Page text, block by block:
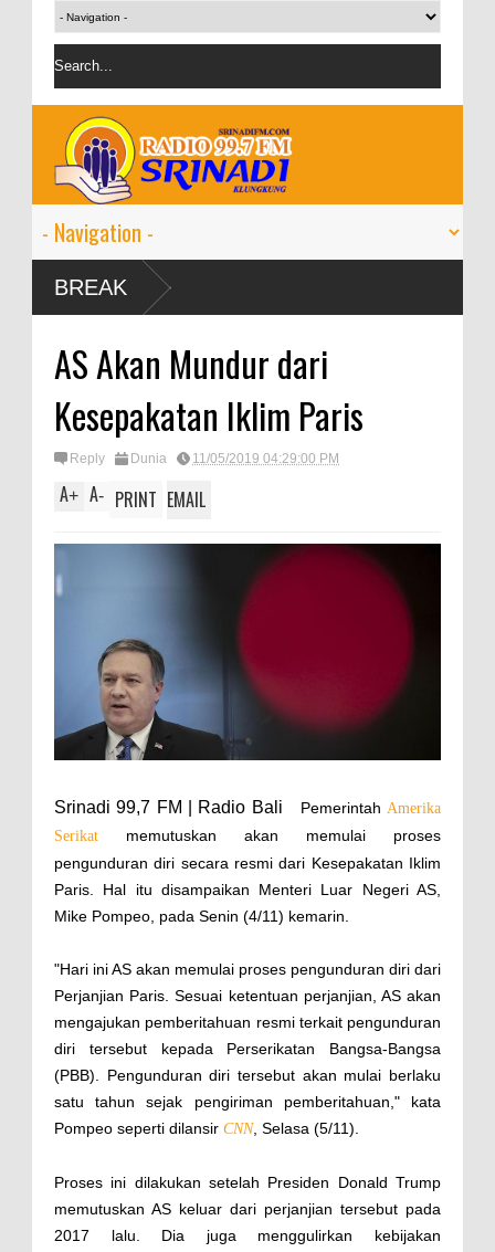
BREAK
AS Akan Mundur dari
Kesepakatan Iklim Paris
Reply Dunia 11/05/2019 04:29:00 PM
A+ A- PRINT EMAIL
Srinadi 99,7 FM | Radio Bali Pemerintah Amerika
Serikat memutuskan akan memulai proses
pengunduran diri secara resmi dari Kesepakatan Iklim
Paris. Hal itu disampaikan Menteri Luar Negeri AS,
Mike Pompeo, pada Senin (4/11) kemarin.
"Hari ini AS akan memulai proses pengunduran diri dari
Perjanjian Paris. Sesuai ketentuan perjanjian, AS akan
mengajukan pemberitahuan resmi terkait pengunduran
diri tersebut kepada Perserikatan Bangsa-Bangsa
(PBB). Pengunduran diri tersebut akan mulai berlaku
satu tahun sejak pengiriman pemberitahuan," kata
Pompeo seperti dilansir CNN, Selasa (5/11).
Proses ini dilakukan setelah Presiden Donald Trump
memutuskan AS keluar dari perjanjian tersebut pada
2017 lalu. Dia juga menggulirkan kebijakan